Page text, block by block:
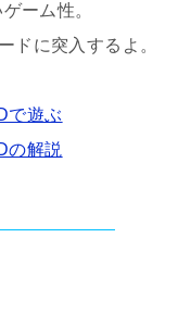
ーム性。
ドに突入するよ。
で遊ぶ
の解説